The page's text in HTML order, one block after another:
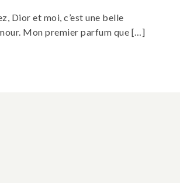
Dior et moi, c’est une belle
Mon premier parfum que […]